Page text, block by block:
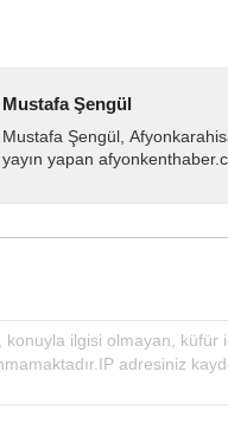
Mustafa Şengül
Mustafa Şengül,
yayın yapan
almakta, haber akışı...